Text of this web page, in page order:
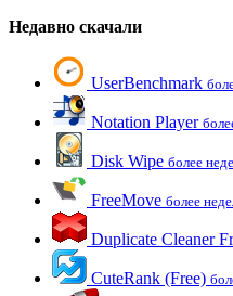
Недавно скачали
UserBenchmark
Notation Player
Disk Wipe более
FreeMove более
Duplicate Cleaner
CuteRank (Free)